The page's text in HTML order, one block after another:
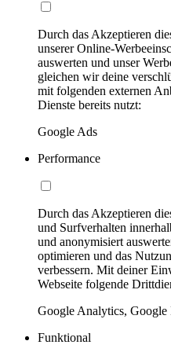
Durch das Akzeptieren
unserer Online-
auswerten und unser
gleichen wir deine
mit folgenden externen
Dienste bereits nutzt:
Google Ads
Performance
Durch das Akzeptieren
und Surfverhalten
und anonymisiert
optimieren und das
verbessern. Mit deiner
Webseite folgende
Google Analytics, Google
Funktional